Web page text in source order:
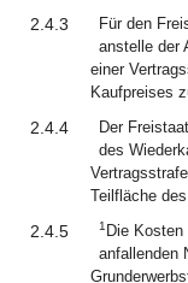
2.4.3
Für den
anstelle der
einer
Kaufpreises
2.4.4
Der
des
Teilfläche
2.4.5 1 Die
anfallenden